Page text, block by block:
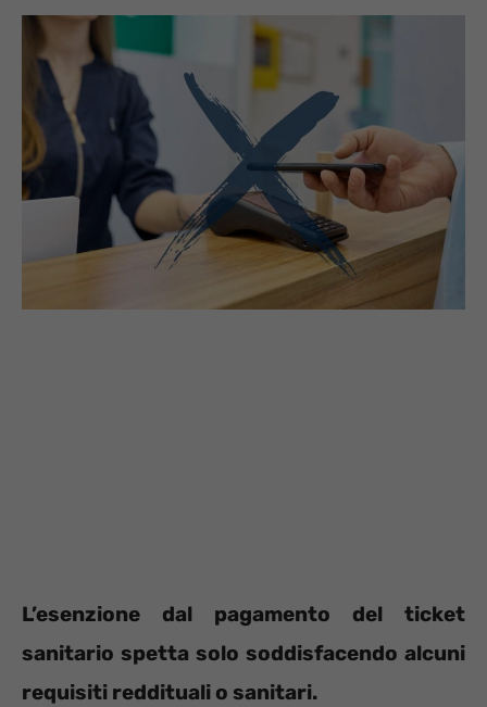
L’esenzione dal pagamento del ticket
sanitario spetta solo soddisfacendo alcuni
requisiti reddituali o sanitari.